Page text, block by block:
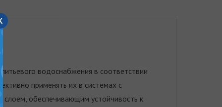
водоснабжения в соответствии
применять их в системах с
слоем, обеспечивающим устойчивость к